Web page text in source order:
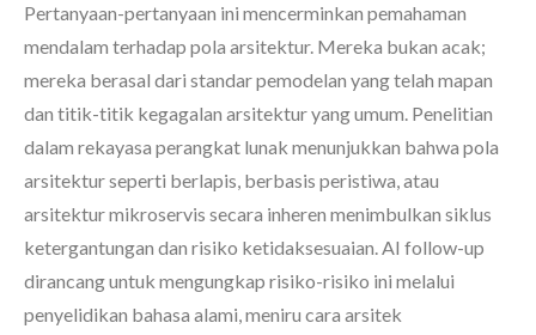
Pertanyaan-pertanyaan ini mencerminkan pemahaman
mendalam terhadap pola arsitektur. Mereka bukan acak;
mereka berasal dari standar pemodelan yang telah mapan
dan titik-titik kegagalan arsitektur yang umum. Penelitian
dalam rekayasa perangkat lunak menunjukkan bahwa pola
arsitektur seperti berlapis, berbasis peristiwa, atau
arsitektur mikroservis secara inheren menimbulkan siklus
ketergantungan dan risiko ketidaksesuaian. AI follow-up
dirancang untuk mengungkap risiko-risiko ini melalui
penyelidikan bahasa alami, meniru cara arsitek